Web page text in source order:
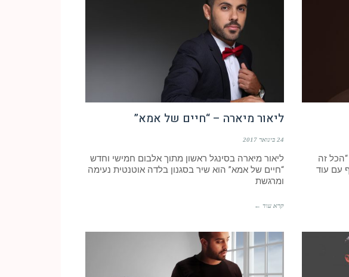
זה
עם עוד
ליאור מיארה – “חיים של אמא”
24 בינואר 2017
ליאור מיארה בסינגל ראשון מתוך אלבום חמישי וחדש
“חיים של אמא” הוא שיר בסגנון בלדה אוטנטית נעימה
ומרגשת
קרא עוד ←